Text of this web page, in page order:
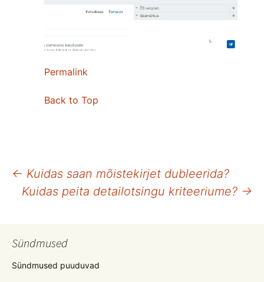
Permalink
Back to Top
Postituste
töölaud
← Kuidas saan mõistekirjet dubleerida?
Kuidas peita detailotsingu kriteeriume? →
Sündmused
Sündmused puuduvad